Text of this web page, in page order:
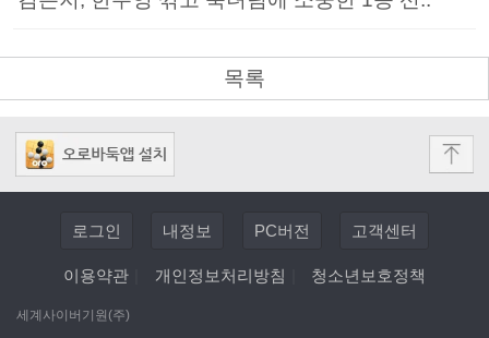
목록
로그인 내정보 PC버전 고객센터
이용약관 개인정보처리방침 청소년보호정책
세계사이버기원(주)